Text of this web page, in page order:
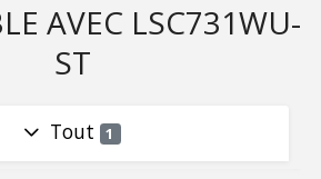
AVEC LSC731WU-
ST
Tout 1